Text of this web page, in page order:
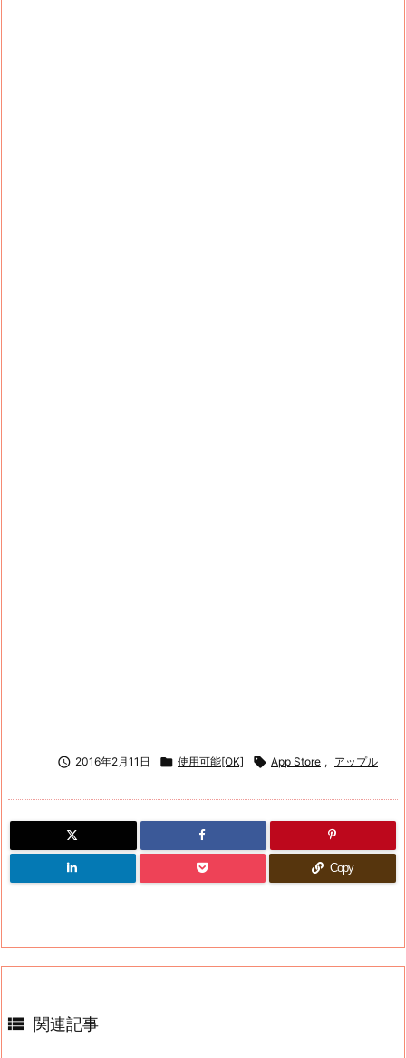
 2016年2月11日  使用可能[OK]  App Store , アップル
Copy
 関連記事